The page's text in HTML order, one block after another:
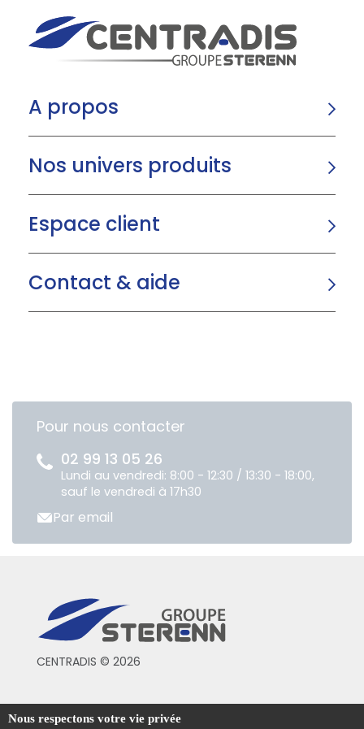
A propos
Nos univers produits
Espace client
Contact & aide
Pour nous contacter
02 99 13 05 26
Lundi au vendredi: 8:00 - 12:30 / 13:30 - 18:00,
sauf le vendredi à 17h30
Par email
CENTRADIS © 2026
Conditions générales de vente
Nous respectons votre vie privée